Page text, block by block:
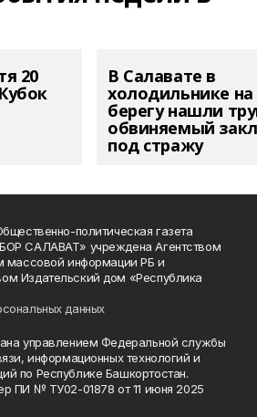
20 В Салавате в
холодильнике на
берегу нашли
обвиняемый
под стражу
политическая газета
САЛАВАТ» учреждена Агентством
массовой информации РБ и
Издательский дом «Республика
данных
управлением Федеральной службы
информационных технологий и
по Республике Башкортостан.
ПИ № ТУ02-01878 от 11 июня 2025